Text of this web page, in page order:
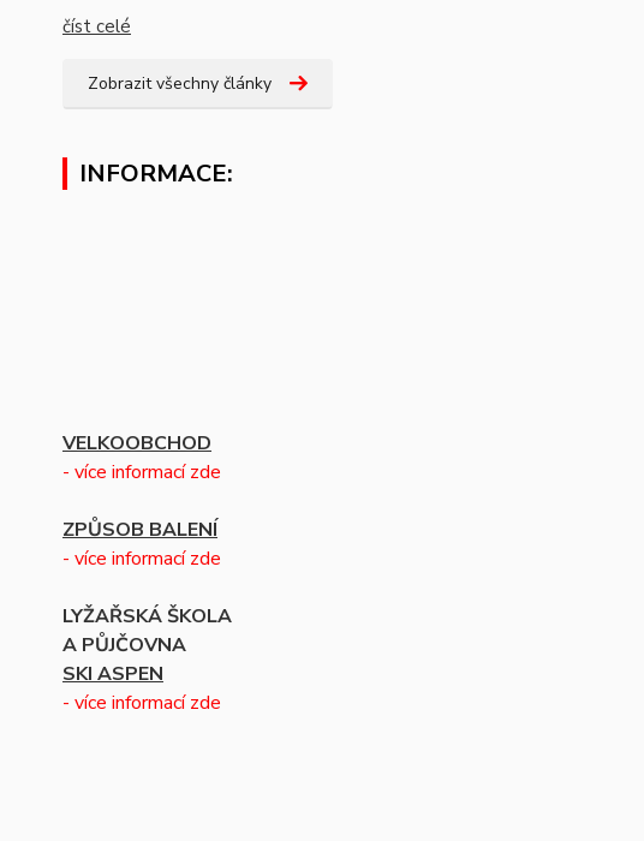
číst celé
Zobrazit všechny články
INFORMACE:
VELKOOBCHOD
- více informací zde
ZPŮSOB BALENÍ
- více informací zde
LYŽAŘSKÁ ŠKOLA
A PŮJČOVNA
SKI ASPEN
- více informací zde